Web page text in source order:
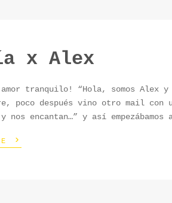
x Alex
tranquilo! “Hola, somos Alex y
poco después vino otro mail
nos encantan…” y así empezábamos
›